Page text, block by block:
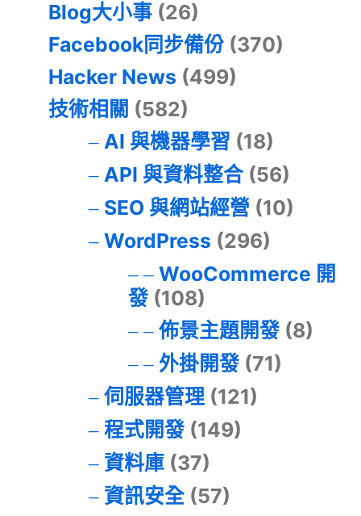
Blog大小事 (26)
Facebook同步備份 (370)
Hacker News (499)
技術相關 (582)
AI 與機器學習 (18)
API 與資料整合(56)
SEO 與網站經營 (10)
WordPress (296)
WooCommerce 開
發(108)
佈景主題開發(8)
外掛開發(71)
伺服器管理(121)
程式開發(149)
資料庫(37)
資訊安全(57)